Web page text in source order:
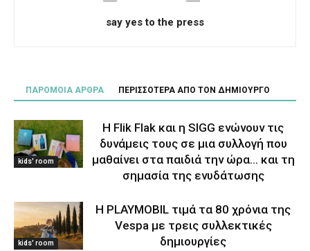
say yes to the press
ΠΑΡΟΜΟΙΑ ΑΡΘΡΑ ΠΕΡΙΣΣΟΤΕΡΑ ΑΠΟ ΤΟΝ ΔΗΜΙΟΥΡΓΟ
kids' room
Η Flik Flak και η SIGG ενώνουν τις
δυνάμεις τους σε μια συλλογή που
μαθαίνει στα παιδιά την ώρα… και τη
σημασία της ενυδάτωσης
kids' room
Η PLAYMOBIL τιμά τα 80 χρόνια της
Vespa με τρεις συλλεκτικές
δημιουργίες